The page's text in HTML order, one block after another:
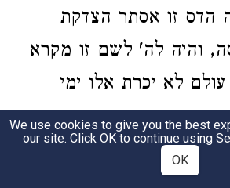
הדס זו אסתר הצדקת
והיה לה' לשם זו מקרא
לא יכרת אלו ימי
י' ע״ב)
.הוא אחשורוש,
הוא פלוני, אם הוא
We use cookies to give you the best
our site. Click OK to continue using
OK